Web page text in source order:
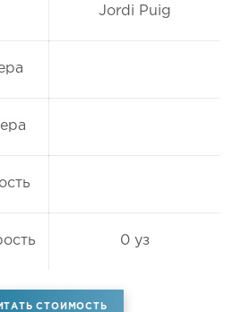
Jordi Puig
0 уз
СТОИМОСТЬ